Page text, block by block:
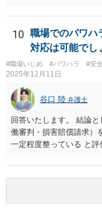
弁護士にご相談いただく
針も変わります。 内容
能性がありますので、詳
ことをお勧めいたします。
10
職場でのパワハ
対応は可能でし
#職場いじめ #パワハラ #安
2025年12月11日
谷口 陸 弁護士
回答いたします。 結論
働審判・損害賠償請求）
一定程度整っている と
者に精神的・身体的苦痛
スでは、次のように各要
ないとして、②③につい
メントが多数含まれてい